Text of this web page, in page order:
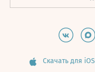
Скачать для iOS